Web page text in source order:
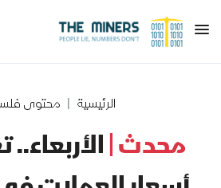
الرئيسية محتوى
محدث |